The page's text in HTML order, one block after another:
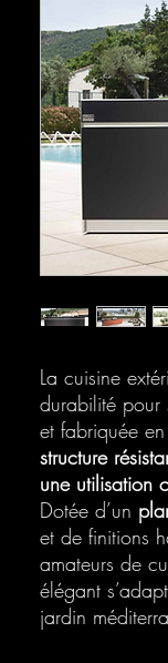
La cuisine
durabilité pour
et fabriquée
structure
une utilisation
Dotée d’un
et de finitions
amateurs de
élégant
jardin